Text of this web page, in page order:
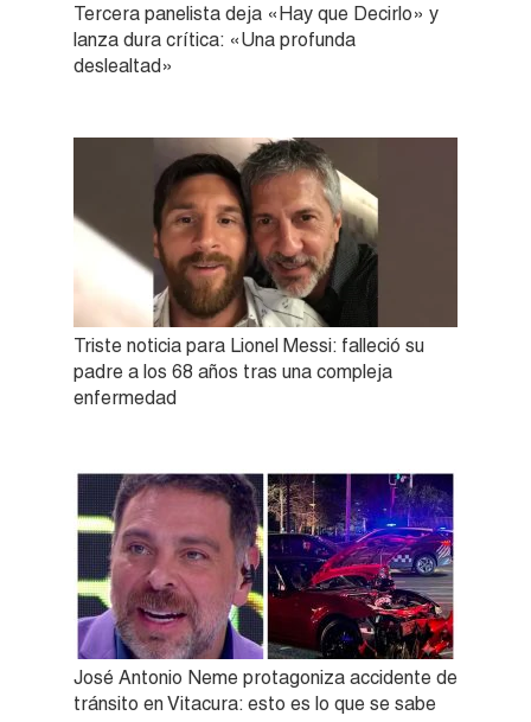
Tercera panelista deja «Hay que Decirlo» y
lanza dura crítica: «Una profunda
deslealtad»
Triste noticia para Lionel Messi: falleció su
padre a los 68 años tras una compleja
enfermedad
José Antonio Neme protagoniza accidente de
tránsito en Vitacura: esto es lo que se sabe